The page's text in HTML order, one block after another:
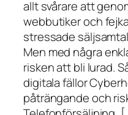
allt svårare att
webbutiker och
stressade
Men med några
risken att bli lurad.
digitala fällor
påträngande och